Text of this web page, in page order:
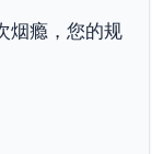
烟瘾，您的规